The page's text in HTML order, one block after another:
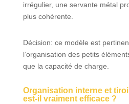
irrégulier, une servante métal
plus cohérente.
Décision: ce modèle est
l’organisation des petits
que la capacité de charge.
Organisation interne et
est-il vraiment efficace ?